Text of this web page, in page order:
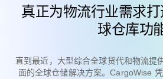
真正为物流行业需求
球仓库功
直到最近，大型综合全球货代和物流提
面的全球仓储解决方案。CargoWise